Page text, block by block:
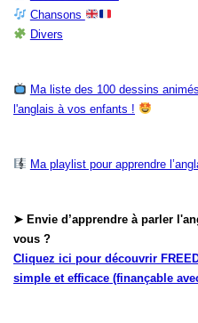
Chansons
Divers
Ma liste des 100 dessins
l'anglais à vos enfants !
Ma playlist pour apprendre
➤ Envie d’apprendre à parler
vous ?
Cliquez ici pour découvrir
simple et efficace (finançable